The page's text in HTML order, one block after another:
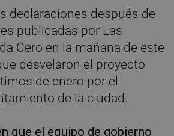
declaraciones después de
publicadas por Las
Cero en la mañana de este
desvelaron el proyecto
de enero por el
de la ciudad.
que el equipo de gobierno